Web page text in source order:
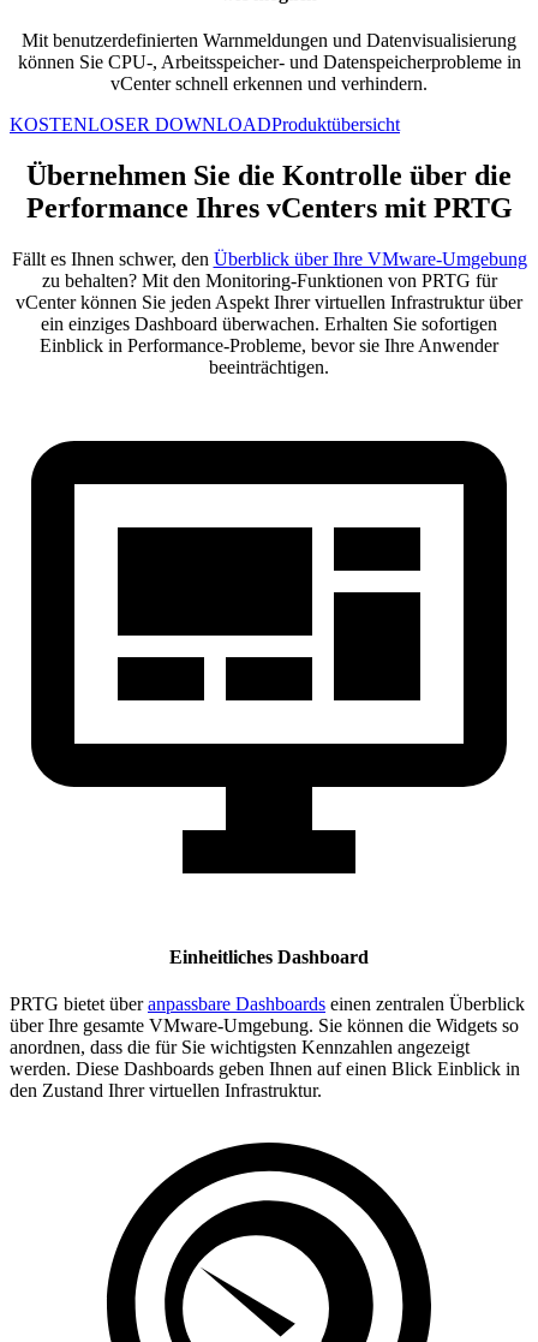
Mit benutzerdefinierten Warnmeldungen und Datenvisualisierung
können Sie CPU-, Arbeitsspeicher- und Datenspeicherprobleme in
vCenter schnell erkennen und verhindern.
KOSTENLOSER DOWNLOADProduktübersicht
Übernehmen Sie die Kontrolle über die
Performance Ihres vCenters mit PRTG
Fällt es Ihnen schwer, den Überblick über Ihre VMware-Umgebung
zu behalten? Mit den Monitoring-Funktionen von PRTG für
vCenter können Sie jeden Aspekt Ihrer virtuellen Infrastruktur über
ein einziges Dashboard überwachen. Erhalten Sie sofortigen
Einblick in Performance-Probleme, bevor sie Ihre Anwender
beeinträchtigen.
Einheitliches Dashboard
PRTG bietet überanpassbare Dashboards einen zentralen Überblick
über Ihre gesamte VMware-Umgebung. Sie können die Widgets so
anordnen, dass die für Sie wichtigsten Kennzahlen angezeigt
werden. Diese Dashboards geben Ihnen auf einen Blick Einblick in
den Zustand Ihrer virtuellen Infrastruktur.